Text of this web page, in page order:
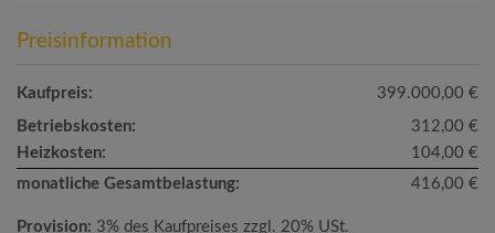
Preisinformation
Kaufpreis:
399.000,00 €
Betriebskosten:
312,00 €
Heizkosten:
104,00 €
monatliche Gesamtbelastung:
416,00 €
Provision: 3% des Kaufpreises zzgl. 20% USt.